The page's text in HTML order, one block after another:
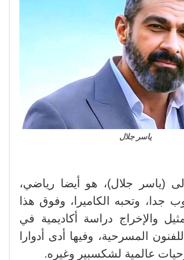
ياسر جلال
(ياسر جلال)، هو أيضا رياضي،
جدا، وتحبه الكاميرا، وفوق هذا
والإخراج دراسة أكاديمية في
المسرحية، وفيها أدى أدوارا
عالمية لشكسبير وغيره.